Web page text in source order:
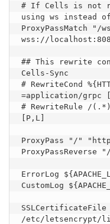
# If Cells is not
using ws instead
ProxyPassMatch "/
wss://
## This rewrite
Cells-Sync
# RewriteCond
=application/grpc
# RewriteRule /
[P,L]
ProxyPass "/"
ErrorLog
CustomLog
SSLCertificateFile
/etc/letsencrypt/